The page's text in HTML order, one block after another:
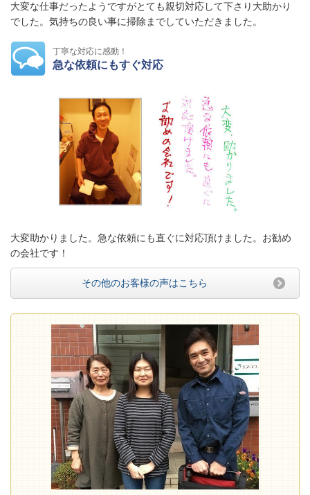
大変な仕事だったようですがとても親切対応して下さり大助かり
でした。気持ちの良い事に掃除までしていただきました。
丁寧な対応に感動！
急な依頼にもすぐ対応
大変助かりました。急な依頼にも直ぐに対応頂けました。お勧め
の会社です！
その他のお客様の声はこちら